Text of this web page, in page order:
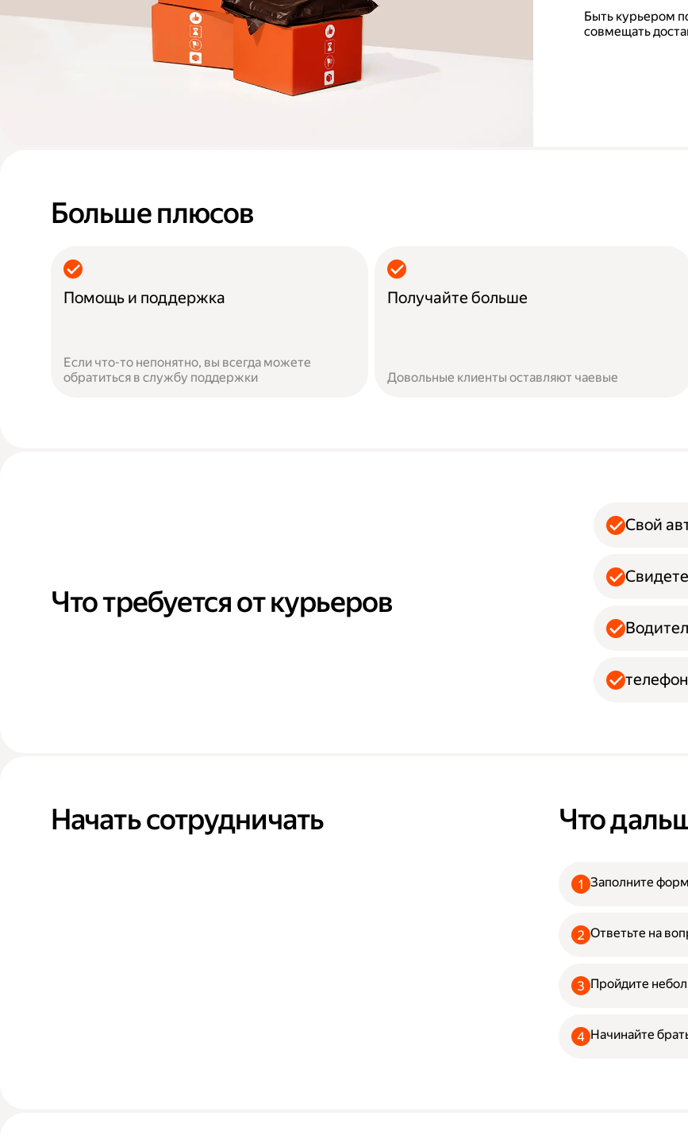
Быть курьером
совмещать
Больше плюсов
Помощь и поддержка
Если что-то непонятно, вы всегда можете
обратиться в службу поддержки
Получайте больше
Довольные клиенты оставляют чаевые
Что требуется от курьеров
Свой
Начать сотрудничать Что
Заполните
Ответьте на
Пройдите
Начинайте